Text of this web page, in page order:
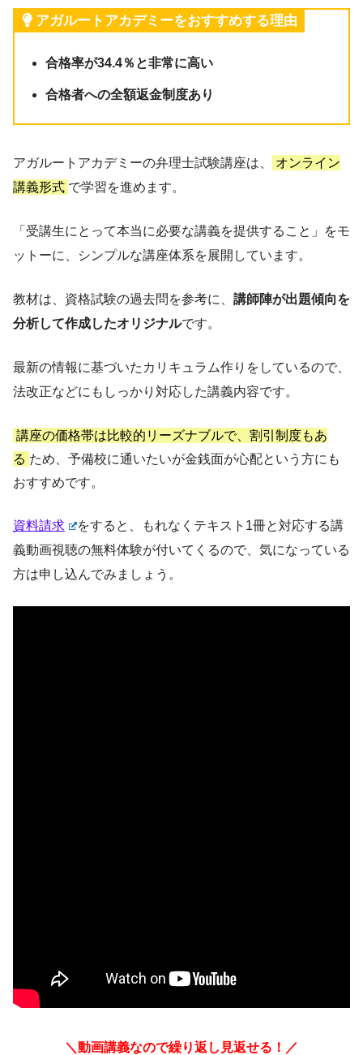
アガルートアカデミーをおすすめする理由
合格率が34.4％と非常に高い
合格者への全額返金制度あり
アガルートアカデミーの弁理士試験講座は、
オンライン
講義形式 で学習を進めます。
「受講生にとって本当に必要な講義を提供すること」をモ
ットーに、シンプルな講座体系を展開しています。
教材は、資格試験の過去問を参考に、 講師陣が出題傾向を
分析して作成したオリジナルです。
最新の情報に基づいたカリキュラム作りをしているので、
法改正などにもしっかり対応した講義内容です。
講座の価格帯は比較的リーズナブルで、割引制度もあ
る ため、予備校に通いたいが金銭面が心配という方にも
おすすめです。
資料請求
をすると、もれなくテキスト1冊と対応する講
義動画視聴の無料体験が付いてくるので、気になっている
方は申し込んでみましょう。
＼動画講義なので繰り返し見返せる！／